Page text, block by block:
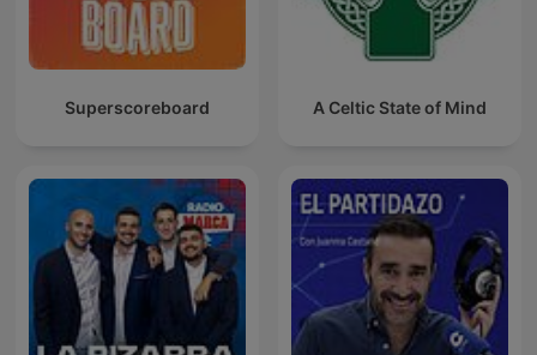
Superscoreboard A Celtic State of Mind